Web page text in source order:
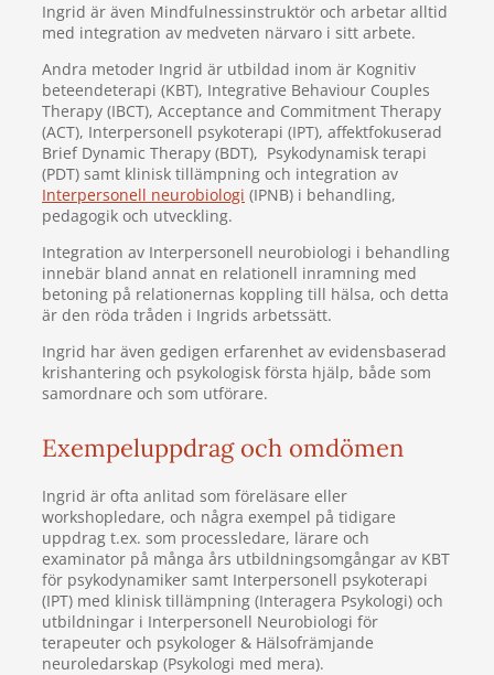
Ingrid är även Mindfulnessinstruktör och arbetar alltid
med integration av medveten närvaro i sitt arbete.
Andra metoder Ingrid är utbildad inom är Kognitiv
beteendeterapi (KBT), Integrative Behaviour Couples
Therapy (IBCT), Acceptance and Commitment Therapy
(ACT), Interpersonell psykoterapi (IPT), affektfokuserad
Brief Dynamic Therapy (BDT), Psykodynamisk terapi
(PDT) samt klinisk tillämpning och integration av
Interpersonell neurobiologi (IPNB) i behandling,
pedagogik och utveckling.
Integration av Interpersonell neurobiologi i behandling
innebär bland annat en relationell inramning med
betoning på relationernas koppling till hälsa, och detta
är den röda tråden i Ingrids arbetssätt.
Ingrid har även gedigen erfarenhet av evidensbaserad
krishantering och psykologisk första hjälp, både som
samordnare och som utförare.
Exempeluppdrag och omdömen
Ingrid är ofta anlitad som föreläsare eller
workshopledare, och några exempel på tidigare
uppdrag t.ex. som processledare, lärare och
examinator på många års utbildningsomgångar av KBT
för psykodynamiker samt Interpersonell psykoterapi
(IPT) med klinisk tillämpning (Interagera Psykologi) och
utbildningar i Interpersonell Neurobiologi för
terapeuter och psykologer & Hälsofrämjande
neuroledarskap (Psykologi med mera).